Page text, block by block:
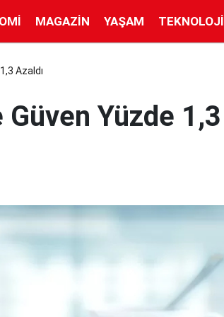
MAGAZIN YAŞAM TEKNOLOJI
Azaldı
Güven Yüzde 1,3